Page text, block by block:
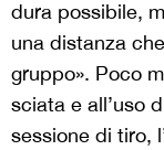
dura possibile,
una distanza
gruppo». Poco
sciata e all’uso
sessione di tiro,